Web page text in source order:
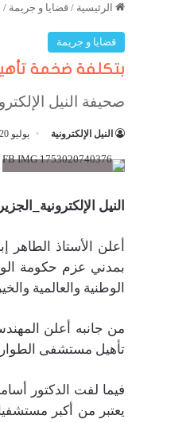
الرئيسية / قضايا و جريمة /
قضايا و جريمة
بتكلفة ضخمة
صحيفة النيل
النيل الإلكترونية يوليو 20, 2025
النيل
أعلن الأستاذ الطاهر
بمدني عزم حكومة
الوطنية والعالمية
من جانبه أعلن
تأهيل مستشفى الطوارئ بكلفة 750 مليون جنيهاً بواسطة
فيما لفت الدكتور
يعتبر من أكبر